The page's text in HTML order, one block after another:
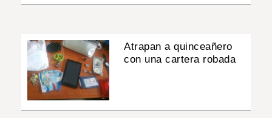
Atrapan a quinceañero
con una cartera robada